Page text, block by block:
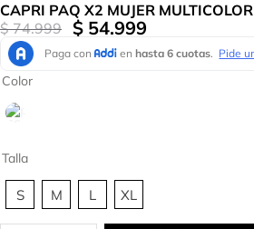
CAPRI PAQ X2 MUJER
$ 74.999 $ 54.999
Talla
S M L XL
Color